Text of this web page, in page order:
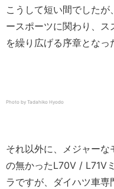
こうして短い間でした
ースポーツに関わり、
を繰り広げる序章となっ
Photo by Tadahiko Hyodo
それ以外に、メジャー
の無かったL70V / L71V
ラですが、ダイハツ車